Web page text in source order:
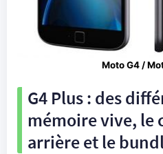
Moto G4 /
G4 Plus : des
mémoire vive, le
arrière et le